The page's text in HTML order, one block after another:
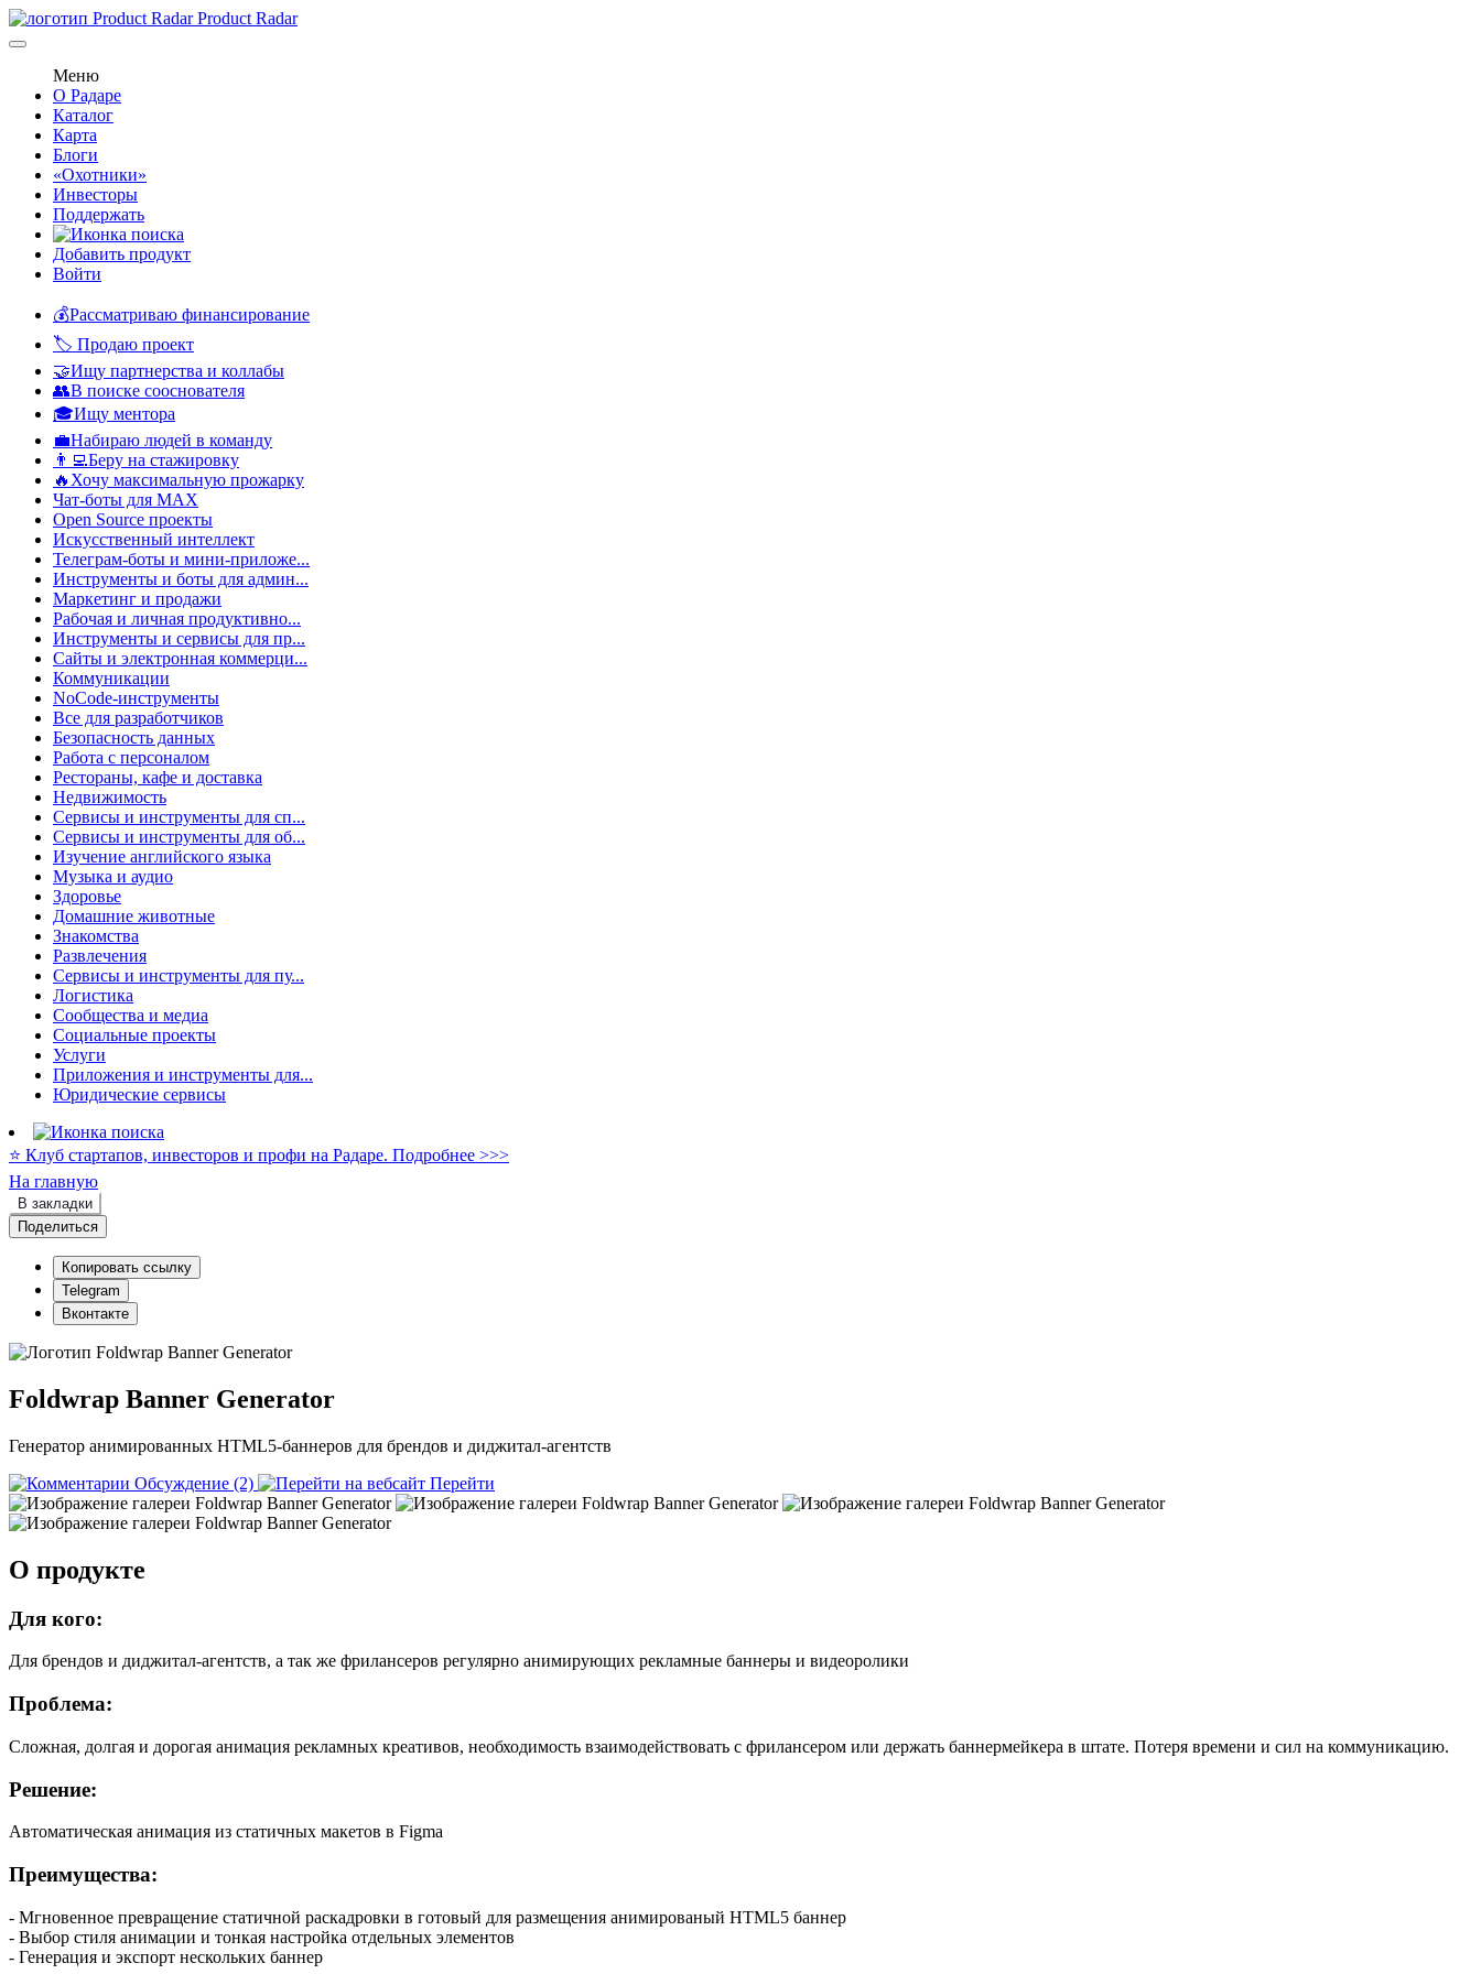
Product Radar
Меню
О Радаре
Каталог
Карта
Блоги
«Охотники»
Инвесторы
Поддержать
Добавить продукт
Войти
💰Рассматриваю финансирование
🏷️ Продаю проект
🤝Ищу партнерства и коллабы
👥В поиске сооснователя
🎓Ищу ментора
💼Набираю людей в команду
👨‍💻Беру на стажировку
🔥Хочу максимальную прожарку
Чат-боты для MAX
Open Source проекты
Искусственный интеллект
Телеграм-боты и мини-приложе...
Инструменты и боты для админ...
Маркетинг и продажи
Рабочая и личная продуктивно...
Инструменты и сервисы для пр...
Сайты и электронная коммерци...
Коммуникации
NoCode-инструменты
Все для разработчиков
Безопасность данных
Работа с персоналом
Рестораны, кафе и доставка
Недвижимость
Сервисы и инструменты для сп...
Сервисы и инструменты для об...
Изучение английского языка
Музыка и аудио
Здоровье
Домашние животные
Знакомства
Развлечения
Сервисы и инструменты для пу...
Логистика
Сообщества и медиа
Социальные проекты
Услуги
Приложения и инструменты для...
Юридические сервисы
⭐️ Клуб стартапов, инвесторов и профи на Радаре. Подробнее >>>
На главную
В закладки
Поделиться
Копировать ссылку
Telegram
Вконтакте
Foldwrap Banner Generator
Генератор анимированных HTML5-баннеров для брендов и диджитал-агентств
Обсуждение (2)
Перейти
О продукте
Для кого:
Для брендов и диджитал-агентств, а так же фрилансеров регулярно анимирующих рекламные баннеры и видеоролики
Проблема:
Сложная, долгая и дорогая анимация рекламных креативов, необходимость взаимодействовать с фрилансером или держать баннермейкера в штате. Потеря времени и сил на коммуникацию.
Решение:
Автоматическая анимация из статичных макетов в Figma
Преимущества:
- Мгновенное превращение статичной раскадровки в готовый для размещения анимированый HTML5 баннер
- Выбор стиля анимации и тонкая настройка отдельных элементов
- Генерация и экспорт нескольких баннер